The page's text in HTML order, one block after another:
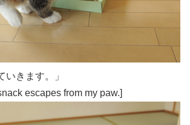
いきます。」
escapes from my paw.]